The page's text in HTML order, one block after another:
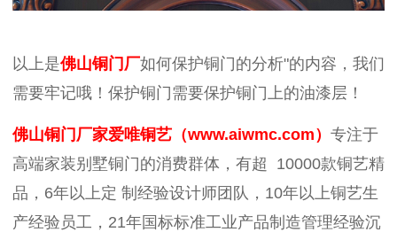
以上是佛山铜门厂如何保护铜门的分析"的内容，我们
需要牢记哦！保护铜门需要保护铜门上的油漆层！
佛山铜门厂家爱唯铜艺（www.aiwmc.com） 专注于
高端家装别墅铜门的消费群体，有超 10000款铜艺精
品，6年以上定 制经验设计师团队，10年以上铜艺生
产经验员工，21年国标标准工业产品制造管理经验沉